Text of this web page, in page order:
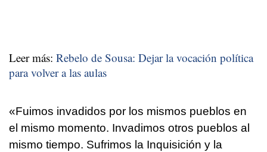
Leer más: Rebelo de Sousa: Dejar la vocación política
para volver a las aulas
«Fuimos invadidos por los mismos pueblos en
el mismo momento. Invadimos otros pueblos al
mismo tiempo. Sufrimos la Inquisición y la